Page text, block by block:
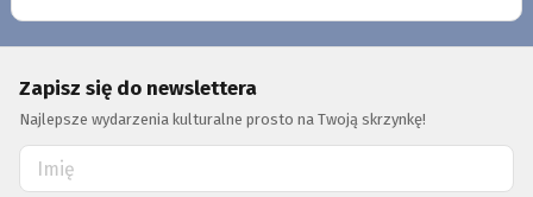
Zapisz się do newslettera
Najlepsze wydarzenia kulturalne prosto na Twoją skrzynkę!